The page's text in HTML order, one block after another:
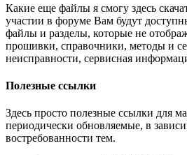
Какие еще файлы я смогу здесь
участии в форуме Вам будут
файлы и разделы, которые не
прошивки, справочники, методы и
неисправности, сервисная
Полезные ссылки
Здесь просто полезные ссылки для
периодически обновляемые, в
востребованности тем.